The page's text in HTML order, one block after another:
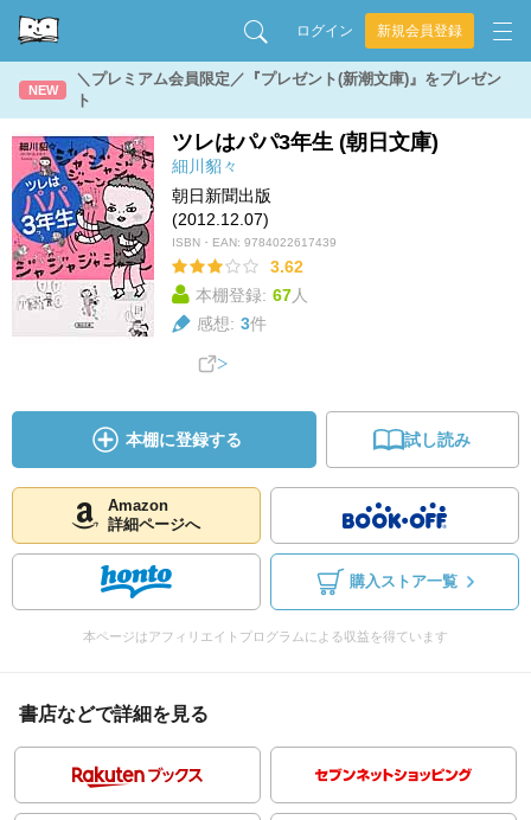
ログイン 新規会員登録
NEW
＼プレミアム会員限定／『プレゼント(新潮文庫)』をプレゼン
ト
ツレはパパ3年生 (朝日文庫)
細川貂々
朝日新聞出版
(2012.12.07)
ISBN・EAN: 9784022617439
3.62
本棚登録: 67人
感想: 3件
本棚に登録する 試し読み
Amazon
詳細ページへ
購入ストア一覧
本ページはアフィリエイトプログラムによる収益を得ています
書店などで詳細を見る